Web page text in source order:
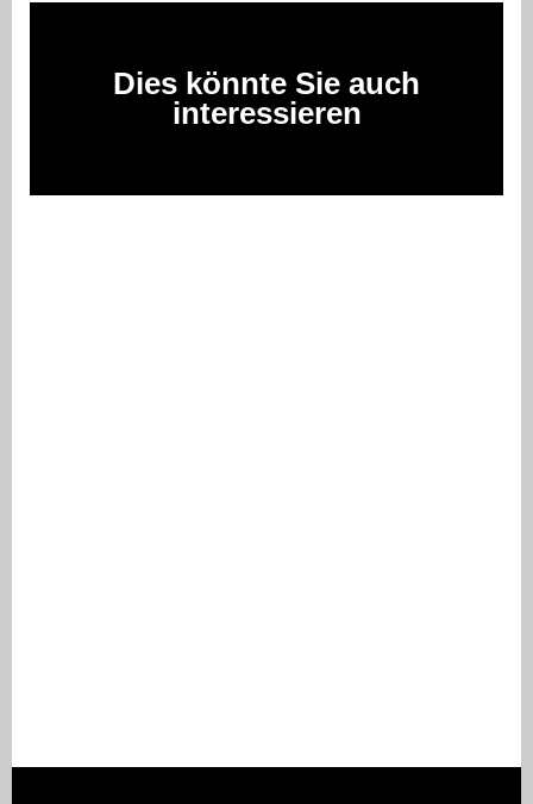
Dies könnte Sie auch
interessieren